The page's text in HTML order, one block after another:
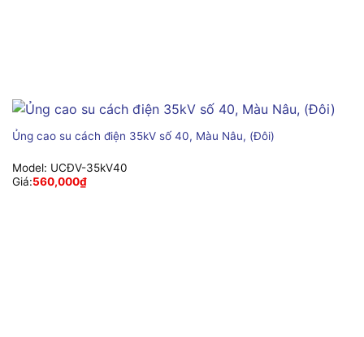
Ủng cao su cách điện 35kV số 40, Màu Nâu, (Đôi)
Model: UCĐV-35kV40
Giá:560,000₫